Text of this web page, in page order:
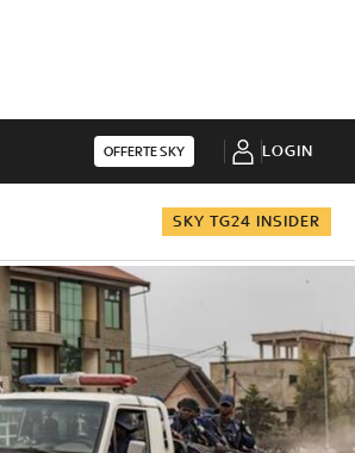
OFFERTE SKY LOGIN
SKY TG24 INSIDER